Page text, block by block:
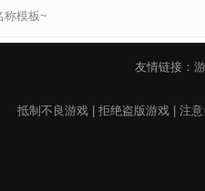
称模板~
友情链接：
抵制不良游戏 | 拒绝盗版游戏 | 注